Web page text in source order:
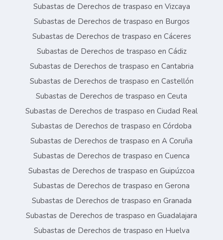
Subastas de Derechos de traspaso en Vizcaya
Subastas de Derechos de traspaso en Burgos
Subastas de Derechos de traspaso en Cáceres
Subastas de Derechos de traspaso en Cádiz
Subastas de Derechos de traspaso en Cantabria
Subastas de Derechos de traspaso en Castellón
Subastas de Derechos de traspaso en Ceuta
Subastas de Derechos de traspaso en Ciudad Real
Subastas de Derechos de traspaso en Córdoba
Subastas de Derechos de traspaso en A Coruña
Subastas de Derechos de traspaso en Cuenca
Subastas de Derechos de traspaso en Guipúzcoa
Subastas de Derechos de traspaso en Gerona
Subastas de Derechos de traspaso en Granada
Subastas de Derechos de traspaso en Guadalajara
Subastas de Derechos de traspaso en Huelva